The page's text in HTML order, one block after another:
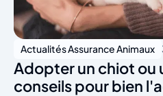
Actualités Assurance Animaux
Adopter un chiot ou
conseils pour bien